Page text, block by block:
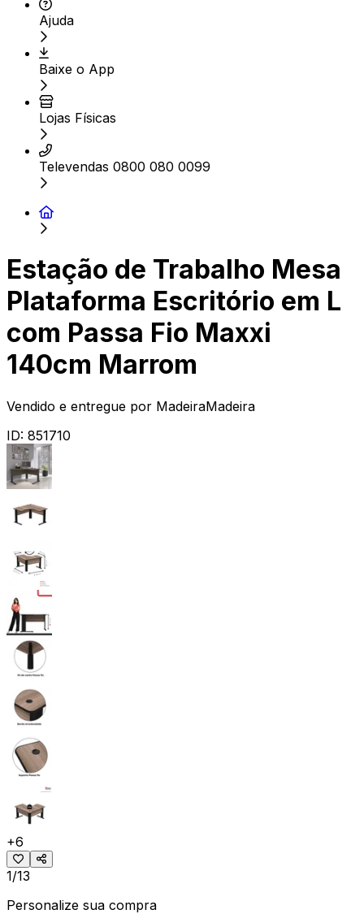
Ajuda
Baixe o App
Lojas Físicas
Televendas 0800 080 0099
Estação de Trabalho Mesa
Plataforma Escritório em L
com Passa Fio Maxxi
140cm Marrom
Vendido e entregue por MadeiraMadeira
ID: 851710
+6
1/13
Personalize sua compra